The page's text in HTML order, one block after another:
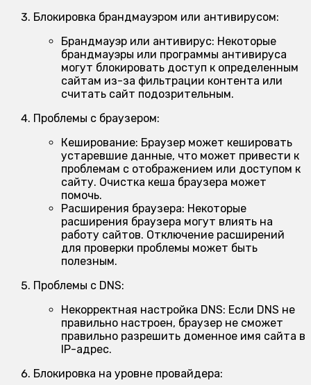
Блокировка брандмауэром или антивирусом:
Брандмауэр или антивирус: Некоторые
брандмауэры или программы антивируса
могут блокировать доступ к определенным
сайтам из-за фильтрации контента или
считать сайт подозрительным.
Проблемы с браузером:
Кеширование: Браузер может кешировать
устаревшие данные, что может привести к
проблемам с отображением или доступом к
сайту. Очистка кеша браузера может
помочь.
Расширения браузера: Некоторые
расширения браузера могут влиять на
работу сайтов. Отключение расширений
для проверки проблемы может быть
полезным.
Проблемы с DNS:
Некорректная настройка DNS: Если DNS не
правильно настроен, браузер не сможет
правильно разрешить доменное имя сайта в
IP-адрес.
Блокировка на уровне провайдера: